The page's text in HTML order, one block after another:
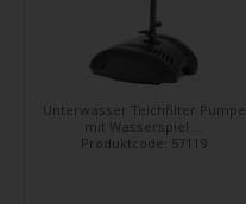
Unterwasser Teichfilter Pumpe
mit Wasserspiel ...
Produktcode: 57119